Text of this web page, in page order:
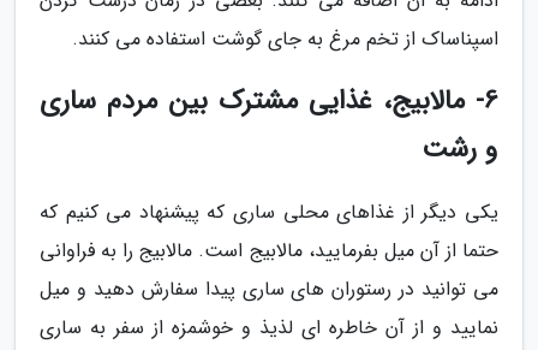
اسپناساک از تخم مرغ به جای گوشت استفاده می کنند.
6- مالابیج، غذایی مشترک بین مردم ساری
و رشت
یکی دیگر از غذاهای محلی ساری که پیشنهاد می کنیم که
حتما از آن میل بفرمایید، مالابیج است. مالابیج را به فراوانی
می توانید در رستوران های ساری پیدا سفارش دهید و میل
نمایید و از آن خاطره ای لذیذ و خوشمزه از سفر به ساری